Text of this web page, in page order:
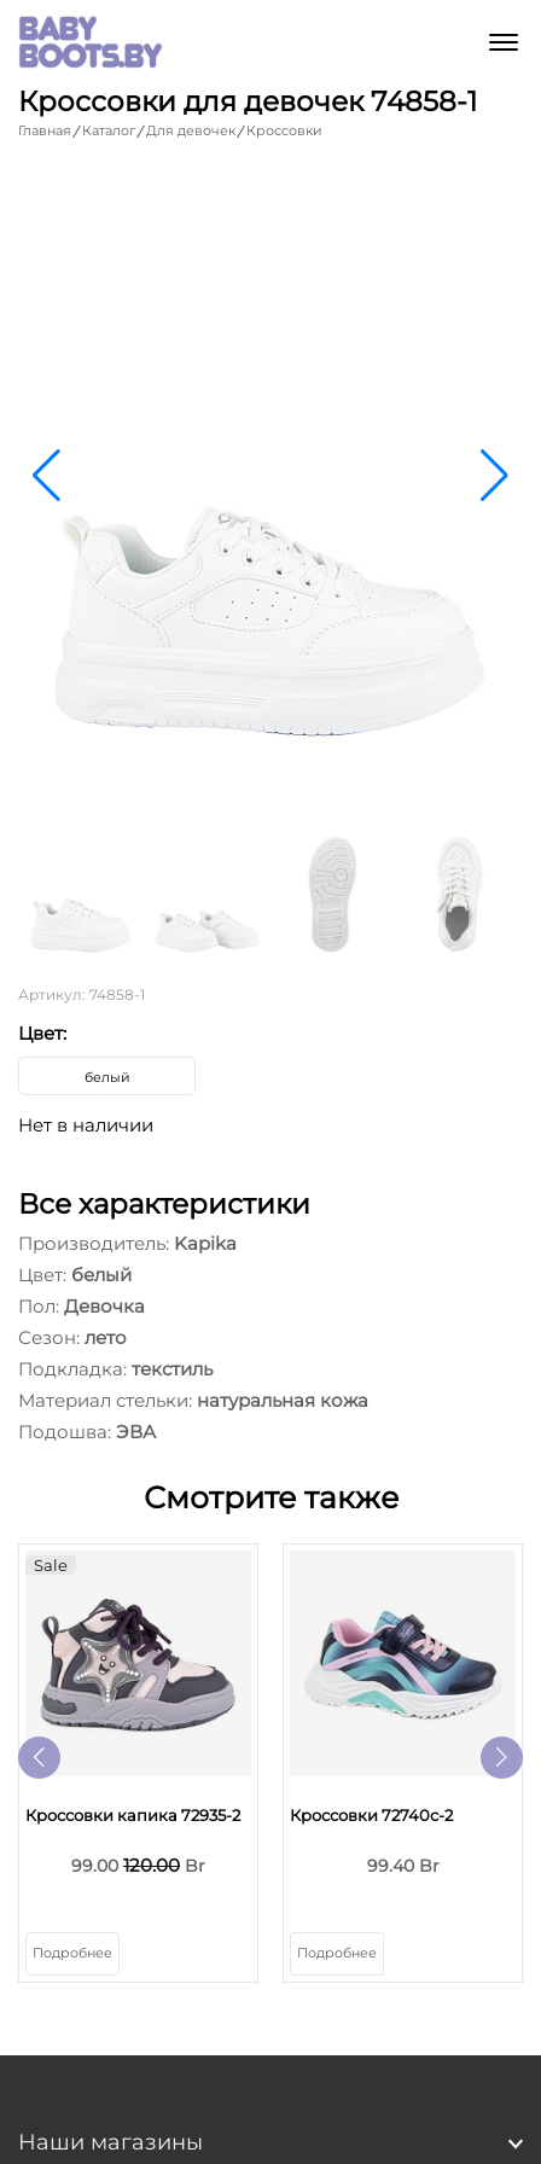
Кроссовки для девочек 74858-1
Главная Каталог Для девочек Кроссовки
Артикул: 74858-1
Цвет:
белый
Нет в наличии
Все характеристики
Производитель: Kapika
Цвет: белый
Пол: Девочка
Сезон: лето
Подкладка: текстиль
Материал стельки: натуральная кожа
Подошва: ЭВА
Смотрите также
Sale
Кроссовки капика 72935-2
99.00 120.00 Br
Подробнее
Кроссовки 72740с-2
99.40 Br
Подробнее
Наши магазины